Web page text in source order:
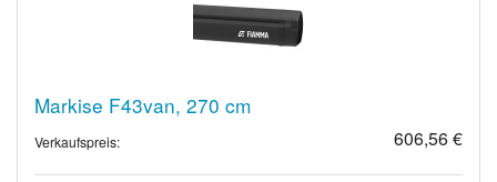
Markise F43van, 270 cm
Verkaufspreis: 606,56 €